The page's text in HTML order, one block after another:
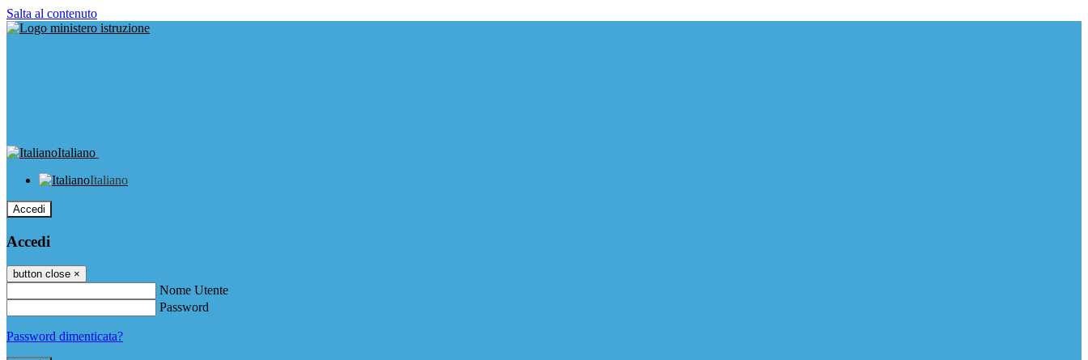
Salta al contenuto
Italiano
Italiano
Accedi
Accedi
button close ×
Nome Utente
Password
Password dimenticata?